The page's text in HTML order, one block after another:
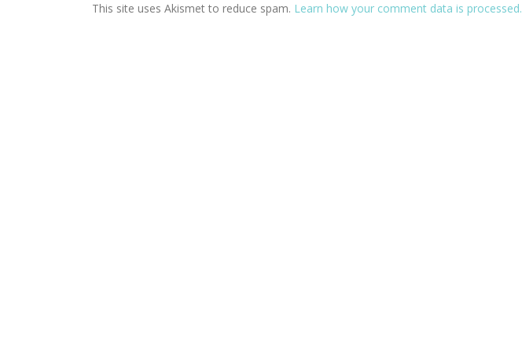
This site uses Akismet to reduce spam. Learn how your comment data is processed.